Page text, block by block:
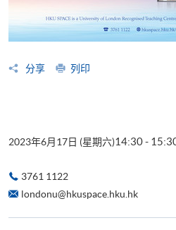
分享 列印
2023年6月17日 (星期六)14:30 -
3761 1122
londonu@hkuspace.hku.hk